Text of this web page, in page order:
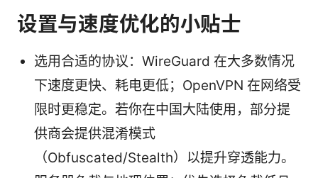
设置与速度优化的小贴士
选用合适的协议：WireGuard 在大多数情况
下速度更快、耗电更低；OpenVPN 在网络受
限时更稳定。若你在中国大陆使用，部分提
供商会提供混淆模式
（Obfuscated/Stealth）以提升穿透能力。